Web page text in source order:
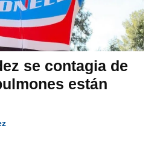
se contagia de
están